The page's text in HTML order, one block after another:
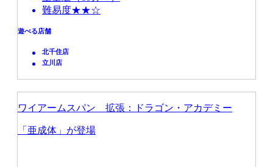
難易度★★☆
遊べる店舗
北千住店
立川店
ワイアームスパン 拡張：ドラゴン・アカデミー
「亜成体」が登場